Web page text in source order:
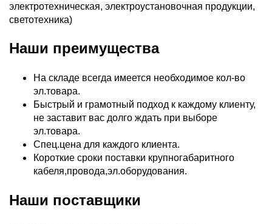
электротехническая, электроустановочная продукции,
светотехника)
Наши преимущества
На складе всегда имеется необходимое кол-во
эл.товара.
Быстрый и грамотный подход к каждому клиенту,
не заставит вас долго ждать при выборе
эл.товара.
Спец.цена для каждого клиента.
Короткие сроки поставки крупногабаритного
кабеля,провода,эл.оборудования.
Наши поставщики